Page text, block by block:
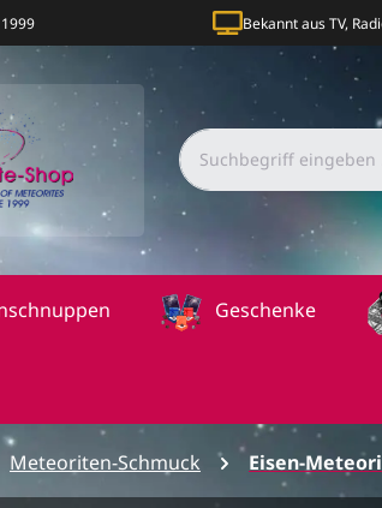
Bekannt aus TV,
Geschenke
Meteoriten-Schmuck Eisen-